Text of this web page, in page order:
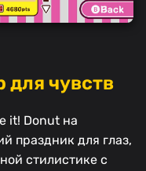
чувств
it! Donut на
праздник для глаз,
стилистике с